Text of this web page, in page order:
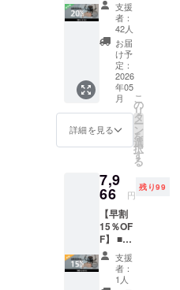
合がご
ざいま
す。
込） ※
表示価
格は送
料込み
です。
※ご注文
状況、
使用部
材の供
給状
合など
により
出荷時
期が遅
れる場
合がご
ざいま
す。
ターン
内容 ・
CanHol
der ×１
セット
・専用
スト
ラップ×
１本 ■
価格 [本
体価格
20%OF
6,368円
（税
込）] +
[送料：
1,200
円] 一般
販売予
定価
格：
支援
者：
42人
お届
け予
定：
2026
年05
月
詳細を見る
こ
の
リ
タ
ー
ン
を
選
択
す
る
7,9
66 円
残り99
【早割
15％OF
F】 ■リ
ターン
内容 ・
CanHol
支援
者：
1人